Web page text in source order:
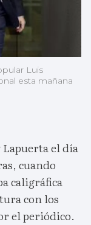
Luis
esta mañana
Lapuerta el día
cuando
caligráfica
con los
el periódico.